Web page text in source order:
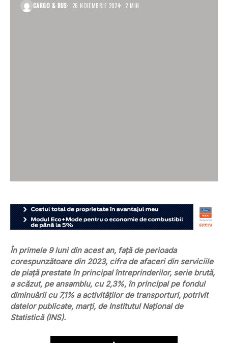
CARGO & BUS 26 NOIEMBRIE 2024 2 MIN.
În primele 9 luni din acest an, faţă de perioada
corespunzătoare din 2023, cifra de afaceri din serviciile
de piaţă prestate în principal întreprinderilor, serie brută,
a scăzut, pe ansamblu, cu 2,3%, în principal pe fondul
diminuării cu 7,1% a activităţilor de transporturi, potrivit
datelor publicate, marți, de Institutul Naţional de
Statistică (INS).